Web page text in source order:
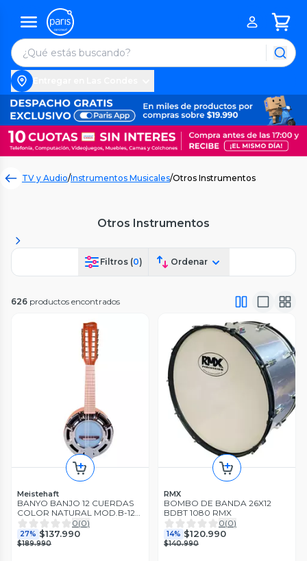
TV y Audio/Instrumentos Musicales/Otros Instrumentos
Otros Instrumentos
Filtros (0) Ordenar
626 productos encontrados
Meistehaft
BANYO BANJO 12 CUERDAS
COLOR NATURAL MOD.B-12C
MEISTEHAFT 0(0)
27% $137.990
$189.990
RMX
BOMBO DE BANDA 26X12
BDBT 1080 RMX
0(0)
14% $120.990
$140.990